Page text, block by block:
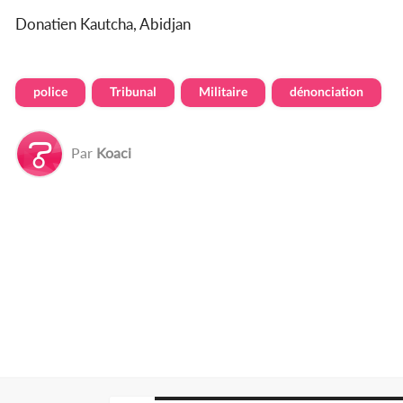
Donatien Kautcha, Abidjan
police Tribunal Militaire dénonciation
Par Koaci